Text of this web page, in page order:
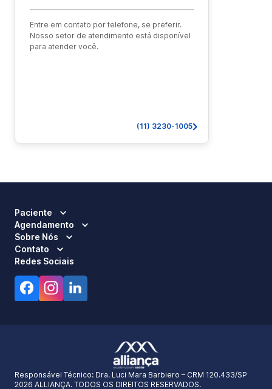
Entre em contato por telefone, se preferir.
Nosso setor de atendimento está disponível
para atender você.
(11) 3230-1005
Paciente
Agendamento
Sobre Nós
Contato
Redes Sociais
Responsável Técnico: Dra. Luci Mara Barbiero – CRM 120.433/SP
2026 ALLIANÇA. TODOS OS DIREITOS RESERVADOS.